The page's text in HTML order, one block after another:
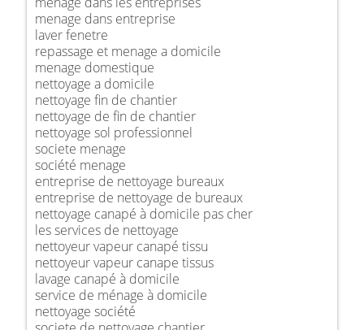
menage dans entreprise
laver fenetre
repassage et menage a domicile
menage domestique
nettoyage a domicile
nettoyage fin de chantier
nettoyage de fin de chantier
nettoyage sol professionnel
societe menage
société menage
entreprise de nettoyage bureaux
entreprise de nettoyage de bureaux
nettoyage canapé à domicile pas cher
les services de nettoyage
nettoyeur vapeur canapé tissu
nettoyeur vapeur canape tissus
lavage canapé à domicile
service de ménage à domicile
nettoyage société